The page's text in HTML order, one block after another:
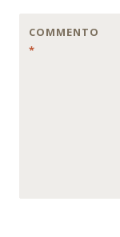
COMMENTO
*